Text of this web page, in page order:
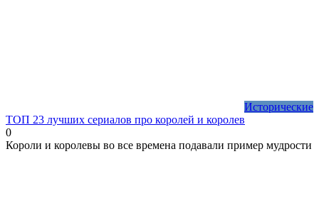
Исторические
ТОП 23 лучших сериалов про королей и королев
0
Короли и королевы во все времена подавали пример мудрости